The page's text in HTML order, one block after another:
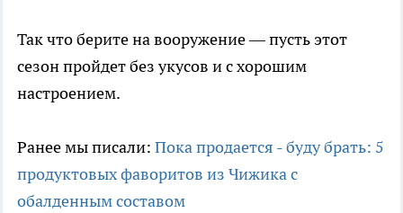
Так что берите на вооружение — пусть этот
сезон пройдет без укусов и с хорошим
настроением.
Ранее мы писали: Пока продается - буду брать: 5
продуктовых фаворитов из Чижика с
обалденным составом